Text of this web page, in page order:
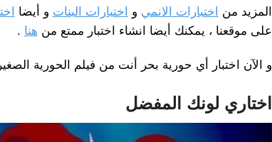
المزيد من اختبارات الانمي و اختبارات البنات و أيضا
على موقعنا ، يمكنك أيضا انشاء اختبار ممتع من هنا .
و الآن اختبار أي حورية بحر أنت من فيلم الحورية
اختاري لونك المفضل